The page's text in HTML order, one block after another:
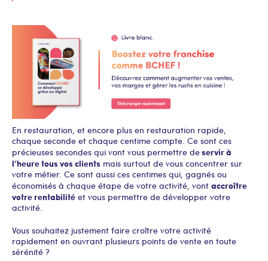
En restauration, et encore plus en restauration rapide,
chaque seconde et chaque centime compte. Ce sont ces
précieuses secondes qui vont vous permettre deservir à
l’heure tous vos clients mais surtout de vous concentrer sur
votre métier. Ce sont aussi ces centimes qui, gagnés ou
économisés à chaque étape de votre activité, vont accroître
votre rentabilité et vous permettre de développer votre
activité.
Vous souhaitez justement faire croître votre activité
rapidement en ouvrant plusieurs points de vente en toute
sérénité ?